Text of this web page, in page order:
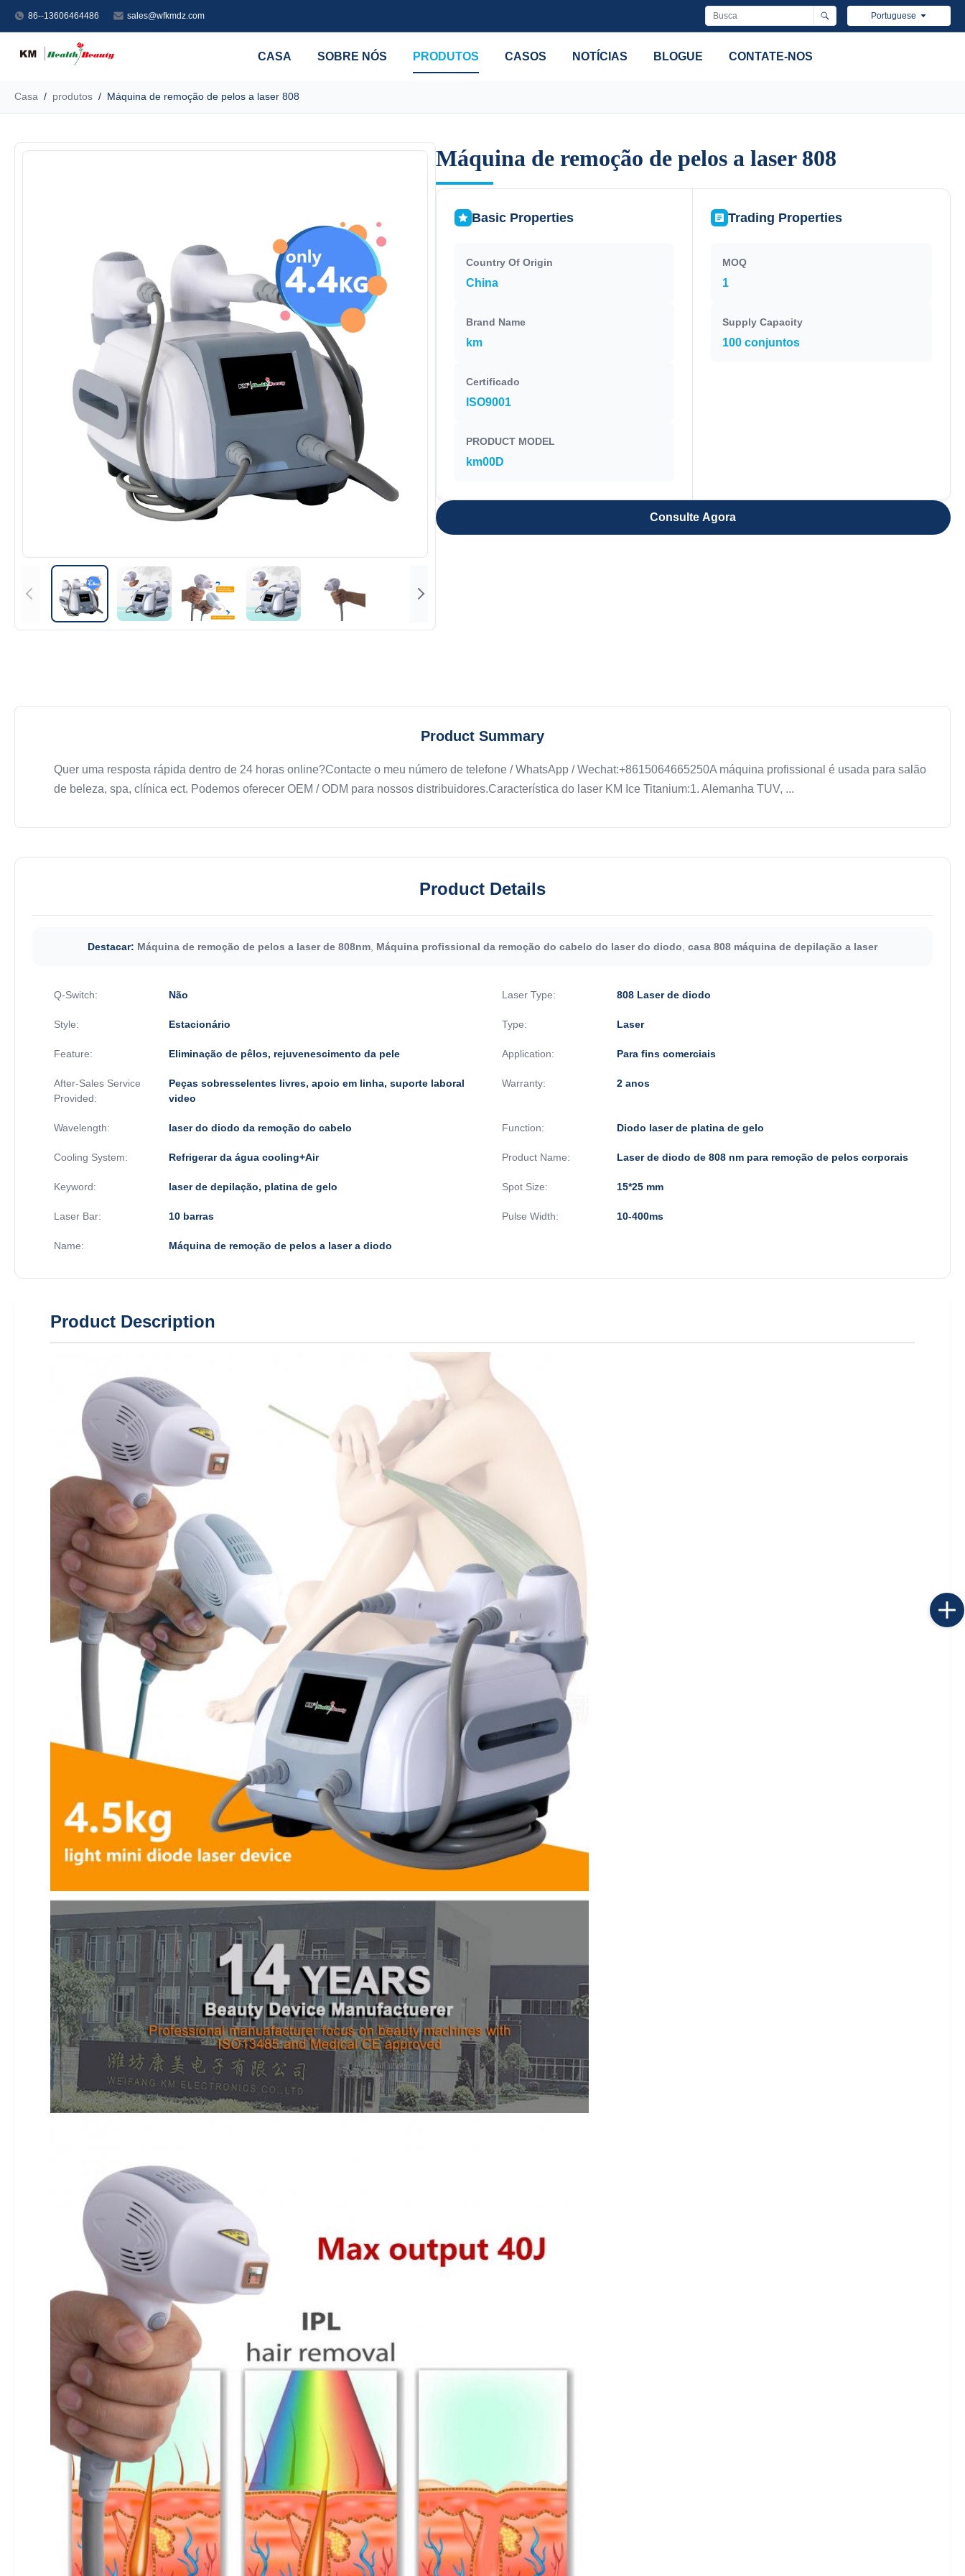
86--13606464486 sales@wfkmdz.com Portuguese
CASA SOBRE NÓS PRODUTOS CASOS NOTÍCIAS BLOGUE CONTATE-NOS
Casa / produtos / Máquina de remoção de pelos a laser 808
Máquina de remoção de pelos a laser 808
Máquina de remoção de pelos a laser 808
Basic Properties
Country Of Origin
China
Brand Name
km
Certificado
ISO9001
PRODUCT MODEL
km00D
Trading Properties
MOQ
1
Supply Capacity
100 conjuntos
Consulte Agora
Product Summary
Quer uma resposta rápida dentro de 24 horas online?Contacte o meu número de telefone / WhatsApp / Wechat:+8615064665250A máquina profissional é usada para salão
de beleza, spa, clínica ect. Podemos oferecer OEM / ODM para nossos distribuidores.Característica do laser KM Ice Titanium:1. Alemanha TUV, ...
Product Details
Destacar: Máquina de remoção de pelos a laser de 808nm Máquina profissional da remoção do cabelo do laser do diodo casa 808 máquina de depilação a laser
Q-Switch: Não Laser Type: 808 Laser de diodo
Style: Estacionário Type: Laser
Feature: Eliminação de pêlos, rejuvenescimento da pele Application: Para fins comerciais
After-Sales Service
Provided:
Peças sobresselentes livres, apoio em linha, suporte laboral
video
Warranty: 2 anos
Wavelength: laser do diodo da remoção do cabelo Function: Diodo laser de platina de gelo
Cooling System: Refrigerar da água cooling+Air Product Name: Laser de diodo de 808 nm para remoção de pelos corporais
Keyword: laser de depilação, platina de gelo Spot Size: 15*25 mm
Laser Bar: 10 barras Pulse Width: 10-400ms
Name: Máquina de remoção de pelos a laser a diodo
Product Description